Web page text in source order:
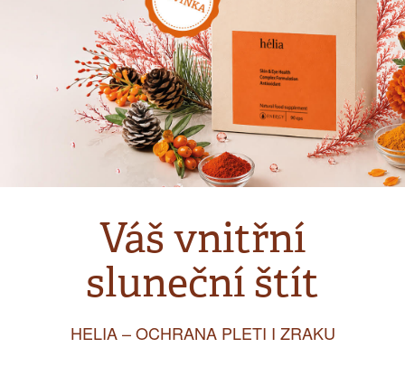
Nový
opalování
Solara spf 30